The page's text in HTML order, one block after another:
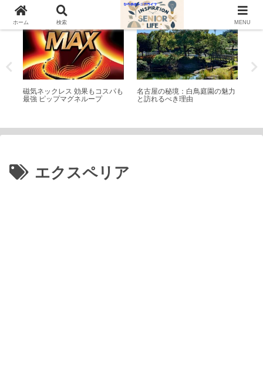
シニアライフ
磁気ネックレス 効果もコスパも
最強 ピップマグネループ
庭園(日本・外国)
名古屋の秘境：白鳥庭園の魅力
と訪れるべき理由
エクスペリア
ホーム 検索 MENU